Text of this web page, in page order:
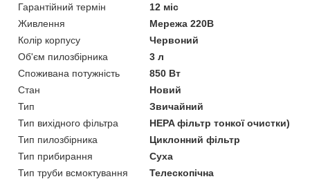
Гарантійний термін
12 міс
Живлення
Мережа 220В
Колір корпусу
Червоний
Об'єм пилозбірника
3 л
Споживана потужність
850 Вт
Стан
Новий
Тип
Звичайний
Тип вихідного фільтра
HEPA фільтр тонкої очистки)
Тип пилозбірника
Циклонний фільтр
Тип прибирання
Суха
Тип труби всмоктування
Телескопічна